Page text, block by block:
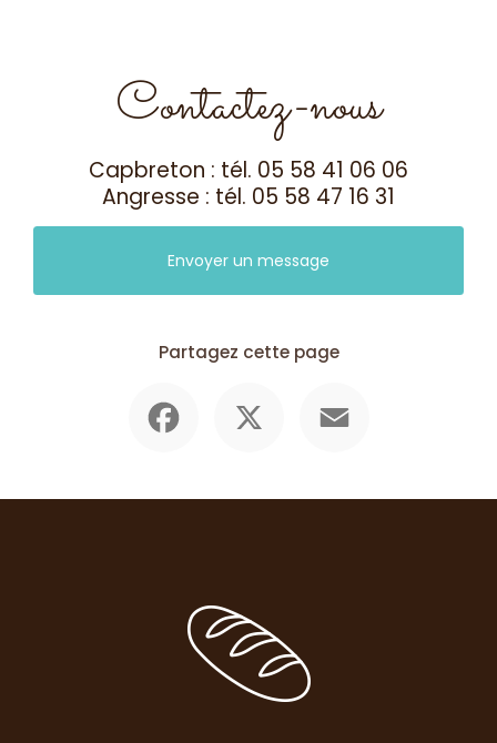
Contactez-nous
Capbreton : tél. 05 58 41 06 06
Angresse : tél. 05 58 47 16 31
Envoyer un message
Partagez cette page